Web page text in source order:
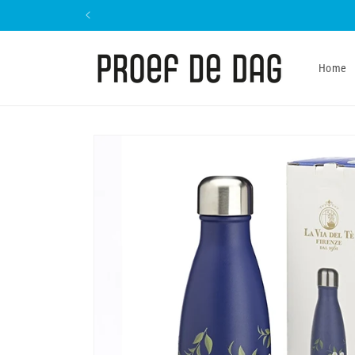
content
Home